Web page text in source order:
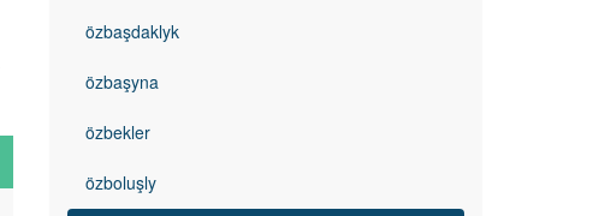
özbaşdaklyk
özbaşyna
özbekler
özboluşly